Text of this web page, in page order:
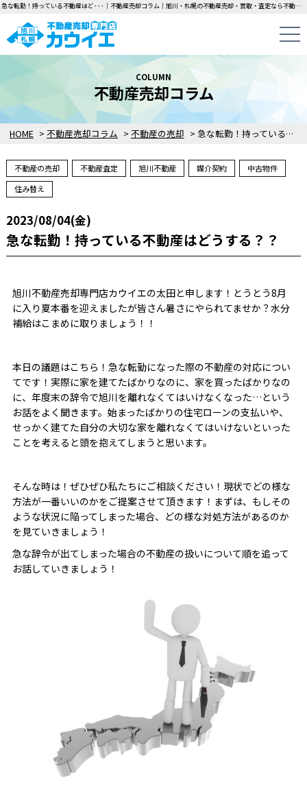
急な転勤！持っている不動産はど･･･｜不動産売却コラム｜旭川・札幌の不動産売却・買取・査定なら不動産売却専門店カウイエにお任せください！中古一戸建て・マンション・土地の即日無料査定・即金買取を行っています！
HOME > 不動産売却コラム > 不動産の売却 > 急な転勤！持っている不動産はどうする？？
COLUMN
不動産売却コラム
不動産の売却 不動産査定 旭川不動産 媒介契約
中古物件
住み替え
2023/08/04(金)
急な転勤！持っている不動産はどうする？？
旭川不動産売却専門店カウイエの太田と申します！とうとう8月
に入り夏本番を迎えましたが皆さん暑さにやられてませか？水分
補給はこまめに取りましょう！！
本日の議題はこちら！急な転勤になった際の不動産の対応につい
てです！実際に家を建てたばかりなのに、家を買ったばかりなの
に、年度末の辞令で旭川を離れなくてはいけなくなった…という
お話をよく聞きます。始まったばかりの住宅ローンの支払いや、
せっかく建てた自分の大切な家を離れなくてはいけないといった
ことを考えると頭を抱えてしまうと思います。
そんな時は！ぜひぜひ私たちにご相談ください！現状でどの様な
方法が一番いいのかをご提案させて頂きます！まずは、もしその
ような状況に陥ってしまった場合、どの様な対処方法があるのか
を見ていきましょう！
急な辞令が出てしまった場合の不動産の扱いについて順を追って
お話していきましょう！